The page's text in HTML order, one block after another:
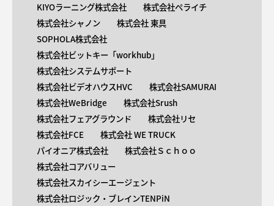
KIYOラーニング株式会社
株式会社ペライチ
株式会社シャノン
株式会社 東具
SOPHOLA株式会社
株式会社ビットキー「workhub」
株式会社システムサポート
株式会社ビデオハウスHVC
株式会社SAMURAI
株式会社WeBridge
株式会社Srush
株式会社フェアグラウンド
株式会社リセ
株式会社FCE
株式会社 WE TRUCK
パイオニア株式会社
株式会社Ｓｃｈｏｏ
株式会社コアバリュー
株式会社スカイシーエージェント
株式会社ロジック・ブレインTENPiN